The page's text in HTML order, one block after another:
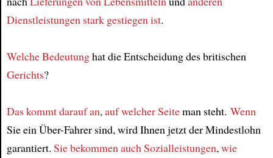
Dienstleistungen stark gestiegen ist.
Welche Bedeutunghat die Entscheidung des britischen
Gerichts?
Das kommt darauf an,auf welcher Seiteman steht. Wenn
Sie ein Über-Fahrer sind, wird Ihnen jetzt der Mindestlohn
garantiert. Sie bekommen auchSozialleistungen,wie